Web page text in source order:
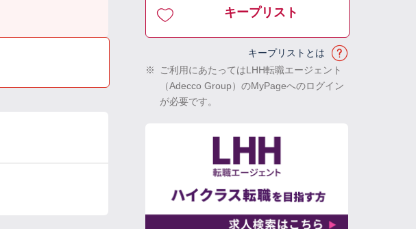
キープリスト
キープリストとは
※
ご利用にあたってはLHH転職エージェント
（Adecco Group）のMyPageへのログイン
が必要です。